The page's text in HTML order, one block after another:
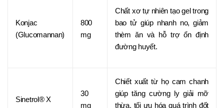
Konjac
(Glucomannan)
800
mg
Chất xơ tự nhiên tạo gel trong
bao tử giúp nhanh no, giảm
thèm ăn và hỗ trợ ổn định
đường huyết.
Sinetrol® X
30
mg
Chiết xuất từ họ cam chanh
giúp tăng cường ly giải mỡ
thừa, tối ưu hóa quá trình đốt